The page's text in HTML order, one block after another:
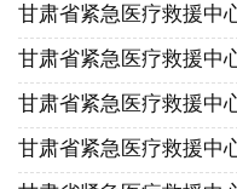
甘肃省紧急医疗救援中
甘肃省紧急医疗救援中
甘肃省紧急医疗救援中
甘肃省紧急医疗救援中